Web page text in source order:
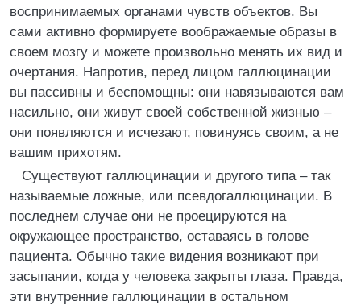
воспринимаемых органами чувств объектов. Вы
сами активно формируете воображаемые образы в
своем мозгу и можете произвольно менять их вид и
очертания. Напротив, перед лицом галлюцинации
вы пассивны и беспомощны: они навязываются вам
насильно, они живут своей собственной жизнью –
они появляются и исчезают, повинуясь своим, а не
вашим прихотям.
Существуют галлюцинации и другого типа – так
называемые ложные, или псевдогаллюцинации. В
последнем случае они не проецируются на
окружающее пространство, оставаясь в голове
пациента. Обычно такие видения возникают при
засыпании, когда у человека закрыты глаза. Правда,
эти внутренние галлюцинации в остальном